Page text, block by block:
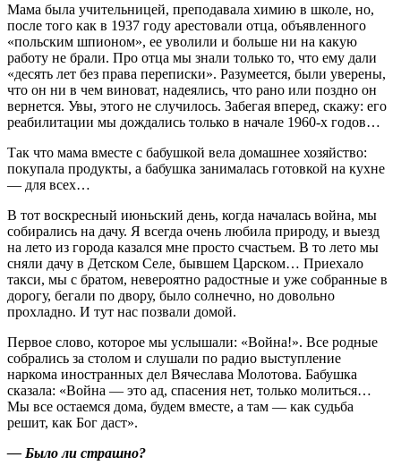
Мама была учительницей, преподавала химию в школе, но,
пос­ле того как в 1937 году арестовали отца, объявленного
«польским шпионом», ее уволили и больше ни на какую
работу не брали. Про отца мы знали только то, что ему дали
«десять лет без права переписки». Разумеется, были уверены,
что он ни в чем виноват, надеялись, что рано или поздно он
вернется. Увы, этого не случилось. Забегая вперед, скажу: его
реабилитации мы дождались только в начале 1960‑х годов…
Так что мама вместе с бабушкой вела домашнее хозяйство:
покупала продукты, а бабушка занималась готовкой на кухне
— для всех…
В тот воскресный июньский день, когда началась война, мы
собирались на дачу. Я всегда очень любила природу, и выезд
на лето из города казался мне просто счастьем. В то лето мы
сняли дачу в Детском Селе, бывшем Царском… Приехало
такси, мы с братом, невероятно радостные и уже собранные в
дорогу, бегали по двору, было солнечно, но довольно
прохладно. И тут нас позвали домой.
Первое слово, которое мы услышали: «Война!». Все родные
собрались за столом и слушали по радио выступление
наркома иностранных дел Вячеслава Молотова. Бабушка
сказала: «Война — это ад, спасения нет, только молиться…
Мы все остаемся дома, будем вместе, а там — как судьба
решит, как Бог даст».
— Было ли страшно?